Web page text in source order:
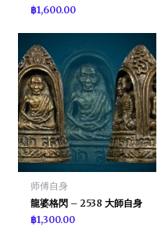
฿1,600.00
师傅自身
龍婆格閃 – 2538 大師自身
฿1,300.00